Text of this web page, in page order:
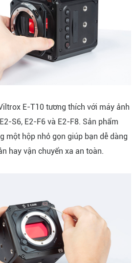
E-T10 tương thích với máy ảnh
S6, E2-F6 và E2-F8. Sản phẩm
một hộp nhỏ gọn giúp bạn dễ dàng
hay vận chuyển xa an toàn.